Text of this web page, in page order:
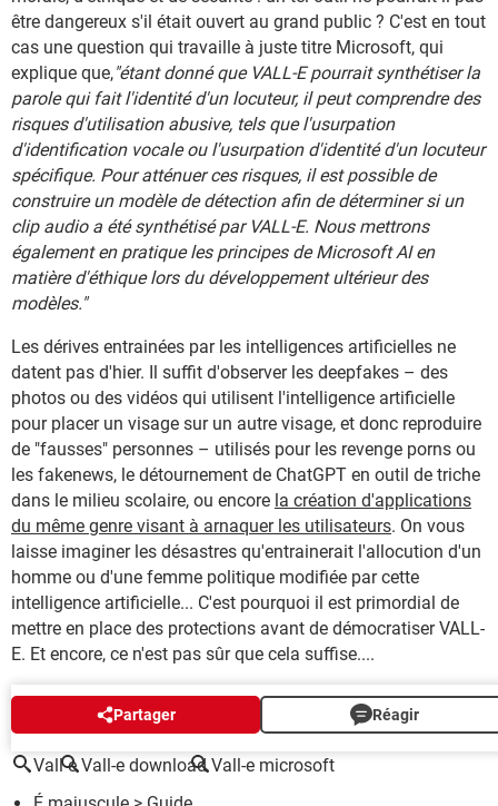
être dangereux s'il était ouvert au grand public ? C'est en tout
cas une question qui travaille à juste titre Microsoft, qui
explique que,"étant donné que VALL-E pourrait synthétiser la
parole qui fait l'identité d'un locuteur, il peut comprendre des
risques d'utilisation abusive, tels que l'usurpation
d'identification vocale ou l'usurpation d'identité d'un locuteur
spécifique. Pour atténuer ces risques, il est possible de
construire un modèle de détection afin de déterminer si un
clip audio a été synthétisé par VALL-E. Nous mettrons
également en pratique les principes de Microsoft AI en
matière d'éthique lors du développement ultérieur des
modèles."
Les dérives entrainées par les intelligences artificielles ne
datent pas d'hier. Il suffit d'observer les deepfakes – des
photos ou des vidéos qui utilisent l'intelligence artificielle
pour placer un visage sur un autre visage, et donc reproduire
de "fausses" personnes – utilisés pour les revenge porns ou
les fakenews, le détournement de ChatGPT en outil de triche
dans le milieu scolaire, ou encore la création d'applications
du même genre visant à arnaquer les utilisateurs. On vous
laisse imaginer les désastres qu'entrainerait l'allocution d'un
homme ou d'une femme politique modifiée par cette
intelligence artificielle... C'est pourquoi il est primordial de
mettre en place des protections avant de démocratiser VALL-
E. Et encore, ce n'est pas sûr que cela suffise....
Partager Réagir
AUTOUR DU MÊME SUJET
Vall e Vall-e download Vall-e microsoft